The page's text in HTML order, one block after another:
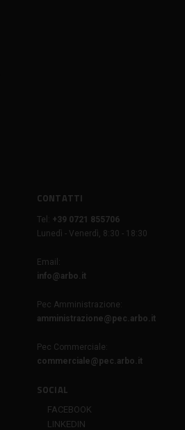
CONTATTI
Tel:
+39 0721 855706
Lunedì - Venerdì, 8:30 - 18:30
Email:
info@arbo.it
Pec Amministrazione:
amministrazione@pec.arbo.it
Pec Commerciale:
commerciale@pec.arbo.it
SOCIAL
FACEBOOK
LINKEDIN